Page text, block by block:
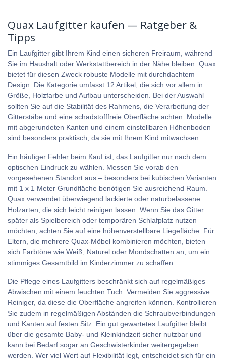
Quax Laufgitter kaufen — Ratgeber &
Tipps
Ein Laufgitter gibt Ihrem Kind einen sicheren Freiraum, während
Sie im Haushalt oder Werkstattbereich in der Nähe bleiben. Quax
bietet für diesen Zweck robuste Modelle mit durchdachtem
Design. Die Kategorie umfasst 12 Artikel, die sich vor allem in
Größe, Holzfarbe und Aufbau unterscheiden. Bei der Auswahl
sollten Sie auf die Stabilität des Rahmens, die Verarbeitung der
Gitterstäbe und eine schadstofffreie Oberfläche achten. Modelle
mit abgerundeten Kanten und einem einstellbaren Höhenboden
sind besonders praktisch, da sie mit Ihrem Kind mitwachsen.
Ein häufiger Fehler beim Kauf ist, das Laufgitter nur nach dem
optischen Eindruck zu wählen. Messen Sie vorab den
vorgesehenen Standort aus – besonders bei kubischen Varianten
mit 1 x 1 Meter Grundfläche benötigen Sie ausreichend Raum.
Quax verwendet überwiegend lackierte oder naturbelassene
Holzarten, die sich leicht reinigen lassen. Wenn Sie das Gitter
später als Spielbereich oder temporären Schlafplatz nutzen
möchten, achten Sie auf eine höhenverstellbare Liegefläche. Für
Eltern, die mehrere Quax-Möbel kombinieren möchten, bieten
sich Farbtöne wie Weiß, Naturel oder Mondschatten an, um ein
stimmiges Gesamtbild im Kinderzimmer zu schaffen.
Die Pflege eines Laufgitters beschränkt sich auf regelmäßiges
Abwischen mit einem feuchten Tuch. Vermeiden Sie aggressive
Reiniger, da diese die Oberfläche angreifen können. Kontrollieren
Sie zudem in regelmäßigen Abständen die Schraubverbindungen
und Kanten auf festen Sitz. Ein gut gewartetes Laufgitter bleibt
über die gesamte Baby- und Kleinkindzeit sicher nutzbar und
kann bei Bedarf sogar an Geschwisterkinder weitergegeben
werden. Wer viel Wert auf Flexibilität legt, entscheidet sich für ein